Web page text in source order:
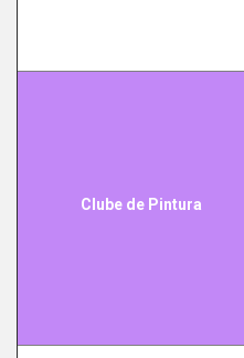
Clube de Pintura